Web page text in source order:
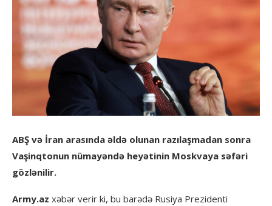
ABŞ və İran arasında əldə olunan razılaşmadan sonra
Vaşinqtonun nümayəndə heyətinin Moskvaya səfəri
gözlənilir.
Army.az xəbər verir ki, bu barədə Rusiya Prezidenti